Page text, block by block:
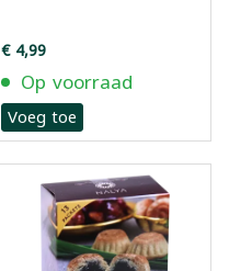
€ 4,99
Op voorraad
Voeg toe